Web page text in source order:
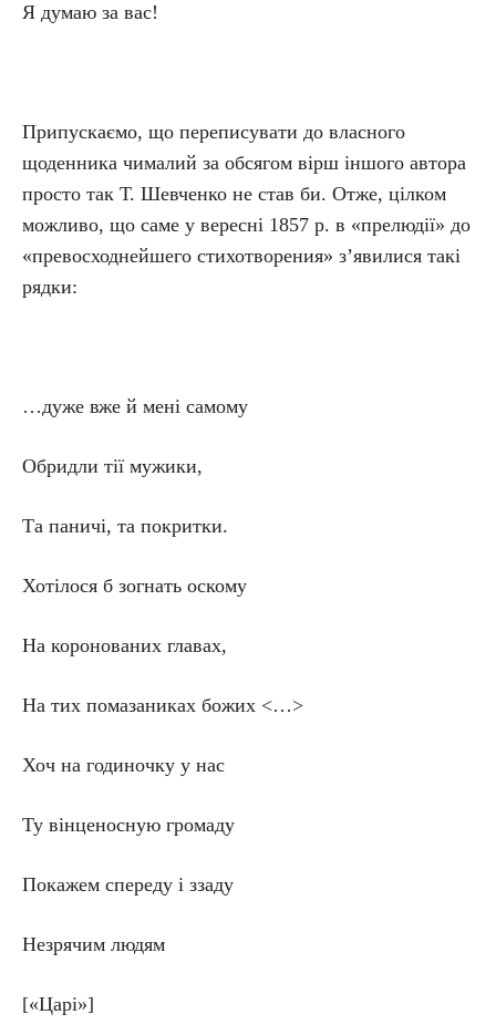
Я думаю за вас!
Припускаємо, що переписувати до власного
щоденника чималий за обсягом вірш іншого автора
просто так Т. Шевченко не став би. Отже, цілком
можливо, що саме у вересні 1857 р. в «прелюдії» до
«превосходнейшего стихотворения» з’явилися такі
рядки:
…дуже вже й мені самому
Обридли тії мужики,
Та паничі, та покритки.
Хотілося б зогнать оскому
На коронованих главах,
На тих помазаниках божих <…>
Хоч на годиночку у нас
Ту вінценосную громаду
Покажем спереду і ззаду
Незрячим людям
[«Царі»]